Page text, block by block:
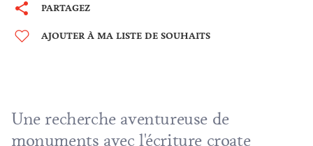
PARTAGEZ
AJOUTER À MA LISTE DE SOUHAITS
Une recherche aventureuse de
monuments avec l'écriture croate